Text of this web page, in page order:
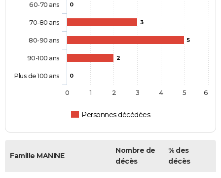
0
3
5
2
0
Personnes décédées
60-70 ans
70-80 ans
80-90 ans
90-100 ans
Plus de 100 ans
0 1 2 3 4 5 6
Famille MANINE
Nombre de
décès
% des
décès